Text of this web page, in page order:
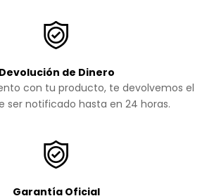
Devolución de Dinero
con tu producto, te devolvemos el
ser notificado hasta en 24 horas.
Garantía Oficial